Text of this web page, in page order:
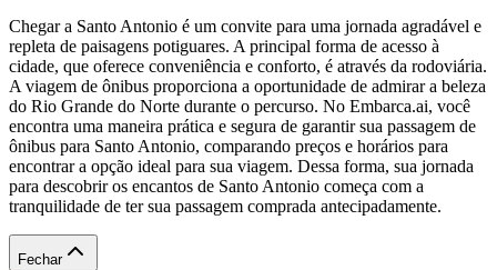
Chegar a Santo Antonio é um convite para uma jornada agradável e
repleta de paisagens potiguares. A principal forma de acesso à
cidade, que oferece conveniência e conforto, é através da rodoviária.
A viagem de ônibus proporciona a oportunidade de admirar a beleza
do Rio Grande do Norte durante o percurso. No Embarca.ai, você
encontra uma maneira prática e segura de garantir sua passagem de
ônibus para Santo Antonio, comparando preços e horários para
encontrar a opção ideal para sua viagem. Dessa forma, sua jornada
para descobrir os encantos de Santo Antonio começa com a
tranquilidade de ter sua passagem comprada antecipadamente.
Fechar